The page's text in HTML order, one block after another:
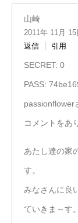
山崎
2011年 11月 15
返信
引用
SECRET: 0
PASS:
passionflower
コメントをあ
あたし達の家
す。
みなさんに良
ていきま～す。